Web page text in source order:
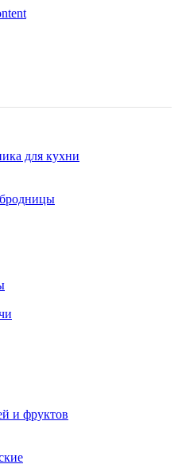
для кухни
и фруктов